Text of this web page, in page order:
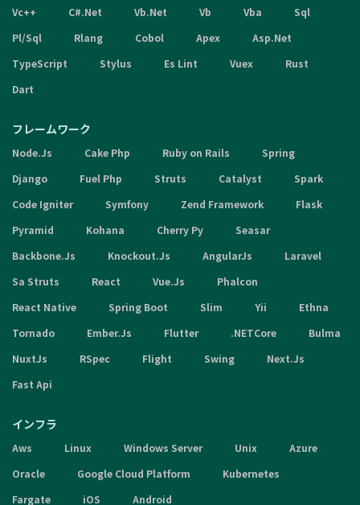
Vc++
C#.Net Vb.Net Vb Vba
Sql
Pl/Sql
Rlang Cobol Apex
Asp.Net
TypeScript
Stylus Es Lint Vuex
Rust
Dart
フレームワーク
Node.Js Cake Php Ruby on Rails
Spring
Django
Fuel Php Struts Catalyst
Spark
Code Igniter
Symfony Zend Framework
Flask
Pyramid
Kohana Cherry Py
Seasar
Backbone.Js
Knockout.Js AngularJs
Laravel
Sa Struts
React Vue.Js
Phalcon
React Native
Spring Boot Slim Yii
Ethna
Tornado
Ember.Js Flutter .NETCore
Bulma
NuxtJs
RSpec Flight Swing
Next.Js
Fast Api
インフラ
Aws Linux Windows Server Unix
Azure
Oracle
Google Cloud Platform
Kubernetes
Fargate
iOS Android